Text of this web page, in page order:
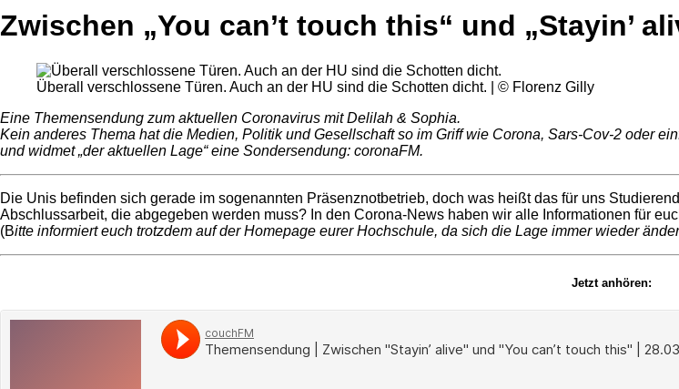
Zwischen „You can’t touch this“ und „Stayin’
Überall verschlossene Türen. Auch an der HU sind die Schotten dicht. | © Florenz Gilly
Eine Themensendung zum aktuellen Coronavirus mit Delilah & Sophia.
Kein anderes Thema hat die Medien, Politik und Gesellschaft so im Griff wie Corona, Sars-Cov-2 oder
und widmet „der aktuellen Lage“ eine Sondersendung: coronaFM.
Die Unis befinden sich gerade im sogenannten Präsenznotbetrieb, doch was heißt das für uns
Abschlussarbeit, die abgegeben werden muss? In den Corona-News haben wir alle Informationen für
(Bitte informiert euch trotzdem auf der Homepage eurer Hochschule, da sich die Lage immer wieder
Jetzt anhören: